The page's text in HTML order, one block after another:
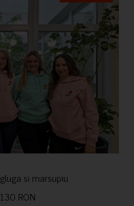
si marsupiu
130 RON